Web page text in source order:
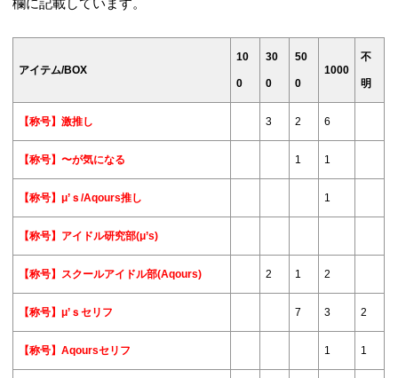
欄に記載しています。
アイテム/BOX
10
0
30
0
50
0
1000
不
明
【称号】激推し 3 2 6
【称号】〜が気になる 1 1
【称号】μ’ｓ/Aqours推し 1
【称号】アイドル研究部(μ’s)
【称号】スクールアイドル部(Aqours) 2 1 2
【称号】μ’ｓセリフ 7 3 2
【称号】Aqoursセリフ 1 1